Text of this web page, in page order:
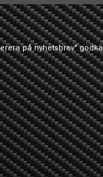
på nyhetsbrev"